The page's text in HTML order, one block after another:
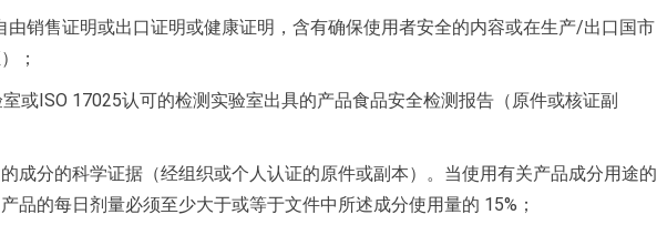
销售证明或出口证明或健康证明，含有确保使用者安全的内容或在生产/出口国市
；
或ISO 17025认可的检测实验室出具的产品食品安全检测报告（原件或核证副
成分的科学证据（经组织或个人认证的原件或副本）。当使用有关产品成分用途的
品的每日剂量必须至少大于或等于文件中所述成分使用量的 15%；